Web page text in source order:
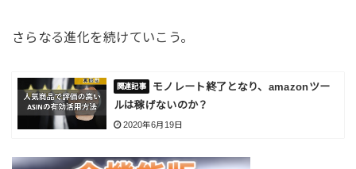
さらなる進化を続けていこう。
モノレート終了となり、amazonツー
ルは稼げないのか？
2020年6月19日